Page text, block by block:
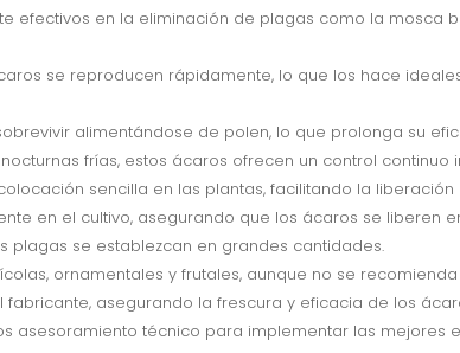
efectivos en la eliminación de plagas como la mosca
se reproducen rápidamente, lo que los hace
alimentándose de polen, lo que prolonga su
frías, estos ácaros ofrecen un control continuo
sencilla en las plantas, facilitando la
en el cultivo, asegurando que los ácaros se liberen
plagas se establezcan en grandes cantidades.
ornamentales y frutales, aunque no se
asegurando la frescura y eficacia de los
asesoramiento técnico para implementar las mejores